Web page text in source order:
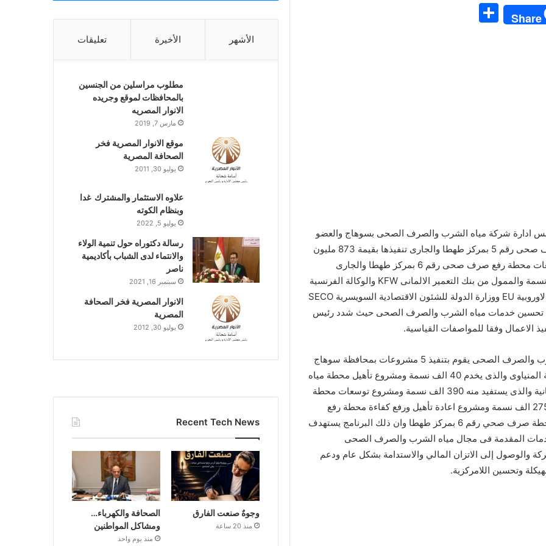
Share
ادارة شركة مياه الشرب والصرف الصحى بسوهاج والعضو
المنتدب اعمال تنفيذ مشروع توسعات محطة رفع صرف صحى رقم 5 بمركز طهطا والجارى تنفيذها بقيمة 873 مليون
جنيه ويستفيد منه 513 الف نسمة وكذلك مشروع توسعات محطة رفع صرف صحى رقم 6 بمركز طهطا والجارى
تنفيذها بقيمة 945 مليون جنيه ويستفيد منه 694 الف نسمة والممول من بنك التعمير الالمانى KFW والوكالة الفرنسية
للتنمية AFD وبنك الاستثمار الاوروبى EIB والمفوضية الاوروبية EU ووزارة الدولة للشئون الاقتصادية السويسرية SECO
تحسين خدمات مياه الشرب والصرف الصحى حيث شدد رئيس
الاعمال وفقا للمواصفات القياسية.
ومن الجدير بالذكر ان برنامج تحسين خدمات مياه الشرب والصرف الصحى يقوم بتنفيذ 5 مشروعات بمحافظة سوهاج
تتمثل فى مشروع صرف صحى قرية اولاد عزاز ومنطقة المنياوى والذى يخدم 40 الف نسمة ومشروع تأهيل محطة مياه
سوهاج غرب السطحية الانجليزى بطاقة 100 لتر لكل ثانية والذى يستفيد منه 390 الف نسمة ومشروع توسعات محطة
صرف صحي رقم 4 بمدينة سوهاج والذى يستفيد منه 275 الف نسمة ومشروع اعادة تأهيل ورفع كفاءة محطة رفع
صرف صحي رقم 5 بمدينة طهطا ومشروع توسعات محطة صرف صحي رقم 6 بمركز طهطا وان ذلك البرنامج يستهدف
المقدمة فى مجال مياه الشرب والصرف الصحى
والوصول إلى الاتزان المالي والاستدامة بشكل عام ودعم
وتحسين اللامركزية.
الأشهر الأخيرة تعليقات
مطلوب مراسلين من الجنسين
بالمحافظات لموقع وجريده
الانوار المصريه
مارس 7, 2019
موقع الانوار المصرية فخر
الصحافة المصرية
يوليو 30, 2011
علاوه الاستثمار والمشترك غدا
وبنظام الكوته
يوليو 5, 2022
رسالة دكتوراه حول تنمية الولاء
والانتماء لدى الشباب بأكاديمية
ناصر
سبتمبر 16, 2021
الانوار المصرية فخر الصحافة
المصرية
يوليو 30, 2012
Recent Tech News
وجوهٌ صنعت الفارق
منذ 20 ساعة
الصحافة والكهرباء…
ومشاكل المواطنين
منذ يوم واحد